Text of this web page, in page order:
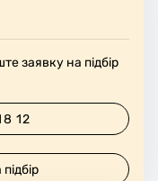
заявку на підбір
12